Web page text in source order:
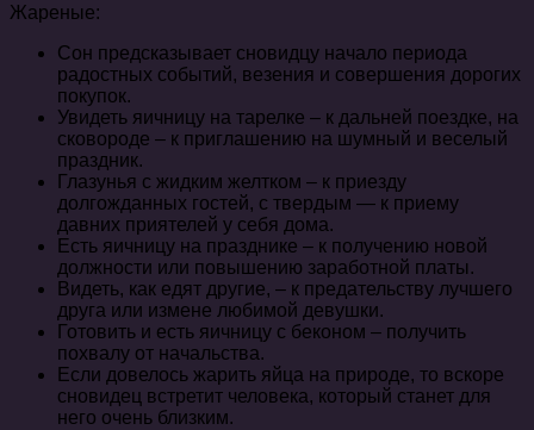
Жареные:
Сон предсказывает сновидцу начало периода
радостных событий, везения и совершения дорогих
покупок.
Увидеть яичницу на тарелке – к дальней поездке, на
сковороде – к приглашению на шумный и веселый
праздник.
Глазунья с жидким желтком – к приезду
долгожданных гостей, с твердым — к приему
давних приятелей у себя дома.
Есть яичницу на празднике – к получению новой
должности или повышению заработной платы.
Видеть, как едят другие, – к предательству лучшего
друга или измене любимой девушки.
Готовить и есть яичницу с беконом – получить
похвалу от начальства.
Если довелось жарить яйца на природе, то вскоре
сновидец встретит человека, который станет для
него очень близким.